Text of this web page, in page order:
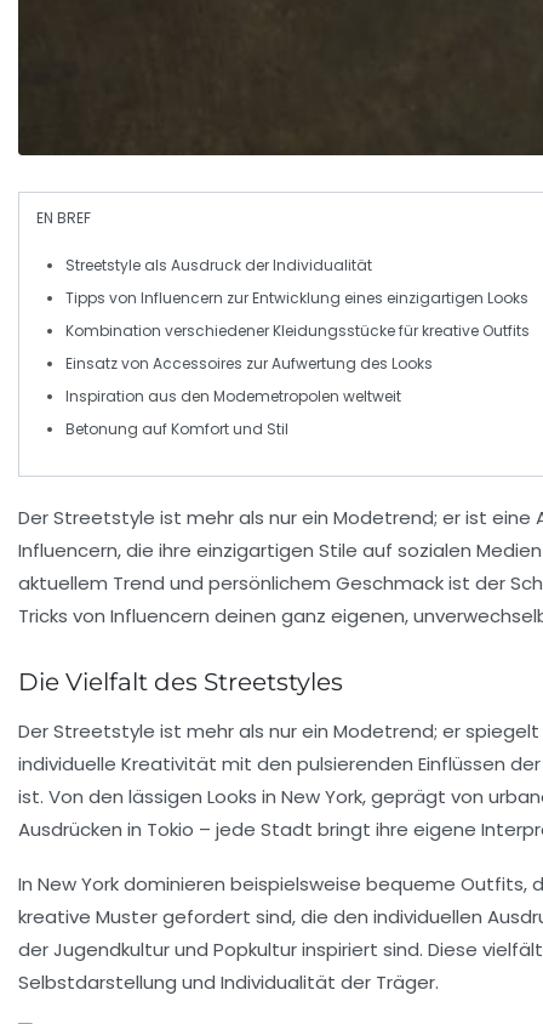
EN BREF
Streetstyle als Ausdruck derIndividualität
Tipps von Influencern zur Entwicklung eines einzigartigen Looks
Kombination verschiedenerKleidungsstückefür kreative Outfits
Einsatz von Accessoires zur Aufwertung des Looks
Inspiration aus den Modemetropolen weltweit
Betonung aufKomfortund Stil
DerStreetstyle ist mehr als nur ein Modetrend; er ist eine
Influencern, die ihre einzigartigen Stile auf sozialen
aktuellem Trend und persönlichem Geschmack ist der
Tricks von Influencern deinen ganz eigenen,
Die Vielfalt des Streetstyles
DerStreetstyle ist mehr als nur ein Modetrend; er
individuelle Kreativität mit den pulsierenden Einflüssen
ist. Von den lässigen Looks in New York, geprägt von
Ausdrücken in Tokio – jede Stadt bringt ihre eigene
In New York dominieren beispielsweise bequeme Outfits,
kreative Muster gefordert sind, die den individuellen
der Jugendkultur und Popkulturinspiriert sind. Diese
Selbstdarstellung und Individualität der Träger.